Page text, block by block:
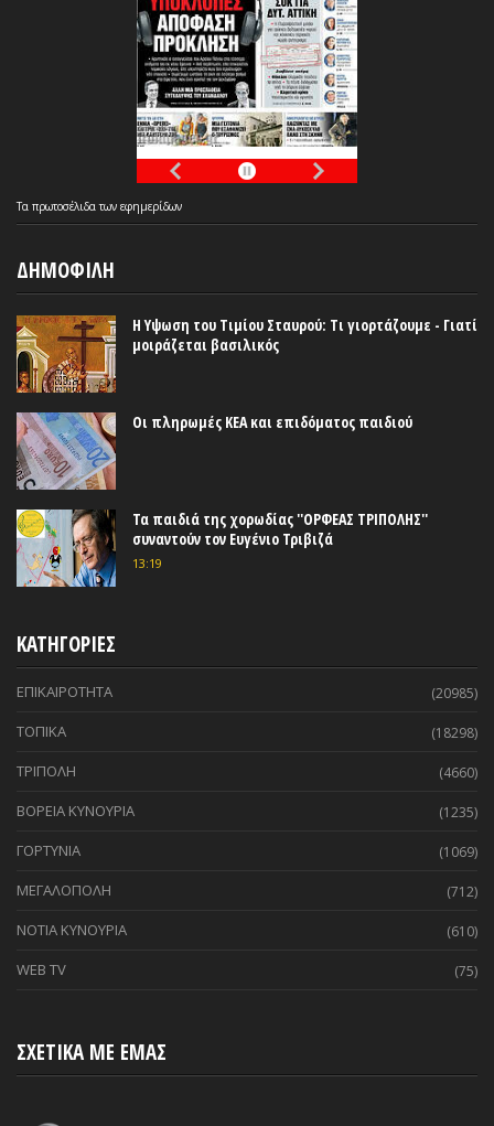
Τα πρωτοσέλιδατων εφημερίδων
ΔΗΜΟΦΙΛΗ
Η Υψωση του Τιμίου Σταυρού: Τι γιορτάζουμε - Γιατί
μοιράζεται βασιλικός
Οι πληρωμές ΚΕΑ και επιδόματος παιδιού
Τα παιδιά της χορωδίας ''ΟΡΦΕΑΣ ΤΡΙΠΟΛΗΣ''
συναντούν τον Ευγένιο Τριβιζά
13:19
ΚΑΤΗΓΟΡΙΕΣ
ΕΠΙΚΑΙΡΟΤΗΤΑ (20985)
ΤΟΠΙΚΑ (18298)
ΤΡΙΠΟΛΗ (4660)
ΒΟΡΕΙΑ ΚΥΝΟΥΡΙΑ (1235)
ΓΟΡΤΥΝΙΑ (1069)
ΜΕΓΑΛΟΠΟΛΗ (712)
ΝΟΤΙΑ ΚΥΝΟΥΡΙΑ (610)
WEB TV (75)
ΣΧΕΤΙΚΑ ΜΕ ΕΜΑΣ